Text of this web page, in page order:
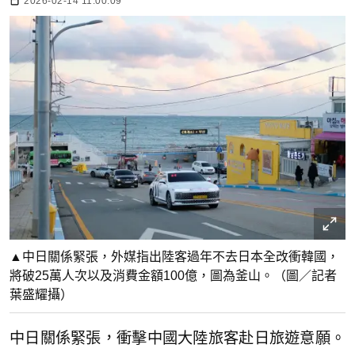
▲中日關係緊張，外媒指出陸客過年不去日本全改衝韓國，
將破25萬人次以及消費金額100億，圖為釜山。（圖／記者
葉盛耀攝）
中日關係緊張，衝擊中國大陸旅客赴日旅遊意願。